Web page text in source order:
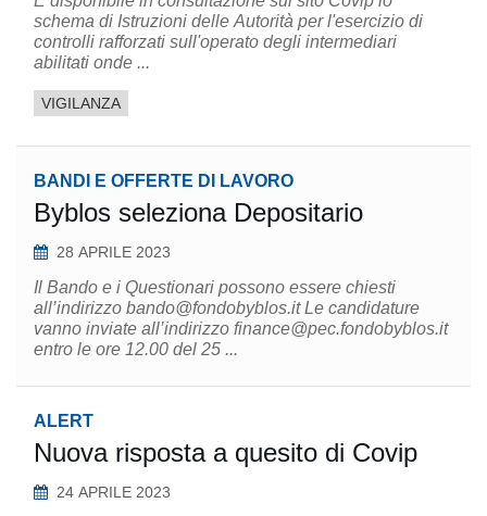
schema di Istruzioni delle Autorità per l'esercizio di
controlli rafforzati sull'operato degli intermediari
abilitati onde ...
VIGILANZA
BANDI E OFFERTE DI LAVORO
Byblos seleziona Depositario
28 APRILE 2023
Il Bando e i Questionari possono essere chiesti
all’indirizzo bando@fondobyblos.it Le candidature
vanno inviate all’indirizzo finance@pec.fondobyblos.it
entro le ore 12.00 del 25 ...
ALERT
Nuova risposta a quesito di Covip
24 APRILE 2023